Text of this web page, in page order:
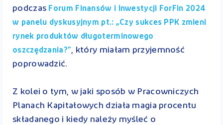
podczas Forum Finansów i Inwestycji ForFin 2024
w panelu dyskusyjnym pt.: „Czy sukces PPK zmieni
rynek produktów długoterminowego
oszczędzania?”, który miałam przyjemność
poprowadzić.
Z kolei o tym, w jaki sposób w Pracowniczych
Planach Kapitałowych działa magia procentu
składanego i kiedy należy myśleć o